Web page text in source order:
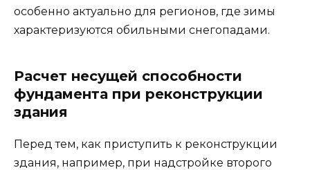
особенно актуально для регионов, где зимы
характеризуются обильными снегопадами.
Расчет несущей способности
фундамента при реконструкции
здания
Перед тем, как приступить к реконструкции
здания, например, при надстройке второго